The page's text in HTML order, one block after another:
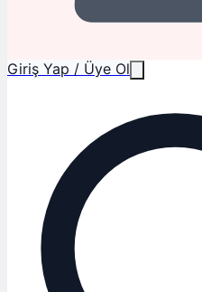
Giriş Yap / Üye Ol